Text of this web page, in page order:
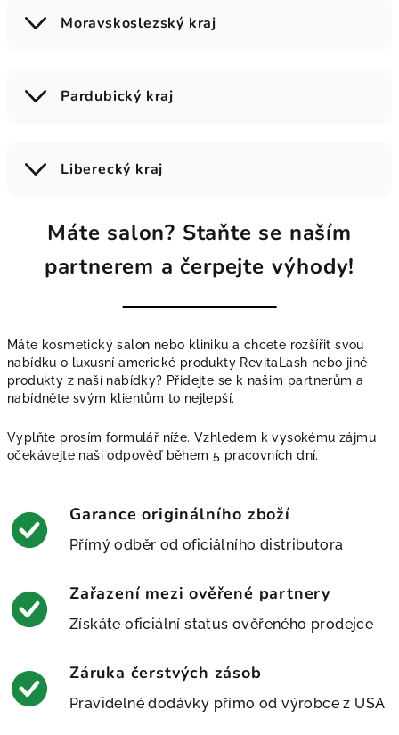
Moravskoslezský kraj
Pardubický kraj
Liberecký kraj
Máte salon? Staňte se naším
partnerem a čerpejte výhody!
Máte kosmetický salon nebo kliniku a chcete rozšířit svou
nabídku o luxusní americké produkty RevitaLash nebo jiné
produkty z naší nabídky? Přidejte se k našim partnerům a
nabídněte svým klientům to nejlepší.
Vyplňte prosím formulář níže. Vzhledem k vysokému zájmu
očekávejte naši odpověď během 5 pracovních dní.
Garance originálního zboží
Přímý odběr od oficiálního distributora
Zařazení mezi ověřené partnery
Získáte oficiální status ověřeného prodejce
Záruka čerstvých zásob
Pravidelné dodávky přímo od výrobce z USA